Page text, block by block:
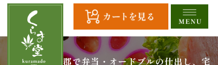
HOME
彦根市、犬上郡で弁当・オードブルの仕出し、宅